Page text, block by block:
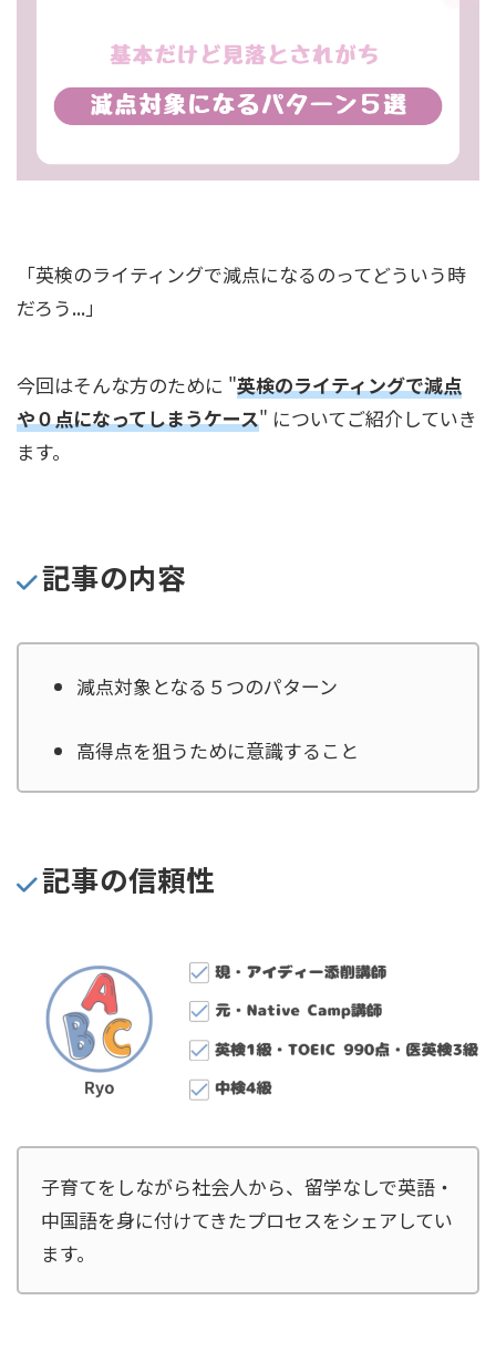
「英検のライティングで減点になるのってどういう時
だろう...」
今回はそんな方のために "英検のライティングで減点
や０点になってしまうケース" についてご紹介していき
ます。
記事の内容
減点対象となる５つのパターン
高得点を狙うために意識すること
記事の信頼性
子育てをしながら社会人から、留学なしで英語・
中国語を身に付けてきたプロセスをシェアしてい
ます。